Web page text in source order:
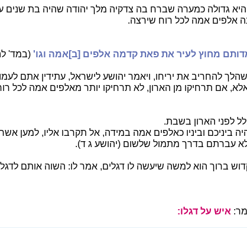
היא גדולה כמערה שברח בה צדקיה מלך יהודה שהיה בת שנים
אלפים אמה לכל רוח שירצה.
מחוץ לעיר את פאת קדמה אלפים [ב]אמה וגו' (במד'
להחריב את יריחו, ויאמר יהושע לישראל, עתידין אתם
אם תרחיקו מן הארון, לא תרחיקו יותר מאלפים אמה לכל
לפני הארון בשבת.
ביניכם וביניו כאלפים אמה במידה, אל תקרבו אליו, למען
עברתם בדרך מתמול שלשום (יהושע ג ד).
ברוך הוא למשה שיעשה לו דגלים, אמר לו: השוה אותם
איש על דגלו: